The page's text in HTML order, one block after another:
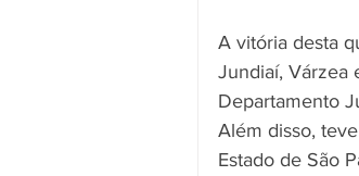
A vitória desta
Jundiaí, Várzea
Departamento
Além disso,
Estado de São